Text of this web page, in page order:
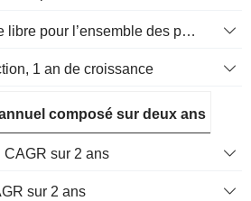
Flux de trésorerie libre pour l’ensemble des pourvoyeurs de fonds (créanciers et actionnaires) FCFF, Croissance 1 an
1 an de croissance
composé sur deux ans
CAGR sur 2 ans
sur 2 ans